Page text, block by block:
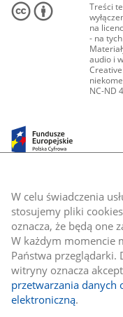
W celu świadczenia
stosujemy pliki
oznacza, że będą one
W każdym momencie
Państwa przeglądarki.
witryny oznacza
przetwarzania danych
elektroniczną.
Treści
na
- na
audio i
NC-ND